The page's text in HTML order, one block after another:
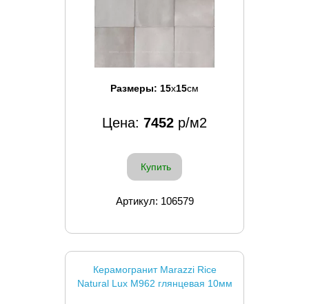
Размеры: 15x15см
Цена: 7452 р/м2
Купить
Артикул: 106579
Керамогранит Marazzi Rice
Natural Lux M962 глянцевая 10мм